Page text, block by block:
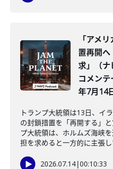
「アメ
置再開
求」（ナ
コメン
年7月14
トランプ大統領は13日、イ
の封鎖措置を「再開する」
プ大統領は、ホルムズ海峡
担を求めると一方的に主張
2026.07.14|00:10:33